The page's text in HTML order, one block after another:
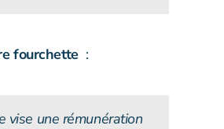
fourchette:
vise une rémunération